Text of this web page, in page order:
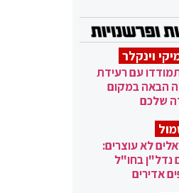
וינקלר
עם רעידת
הבאה במקום
שלכם
לא עוצרים:
נדל"ן בחו"ל
אדירים